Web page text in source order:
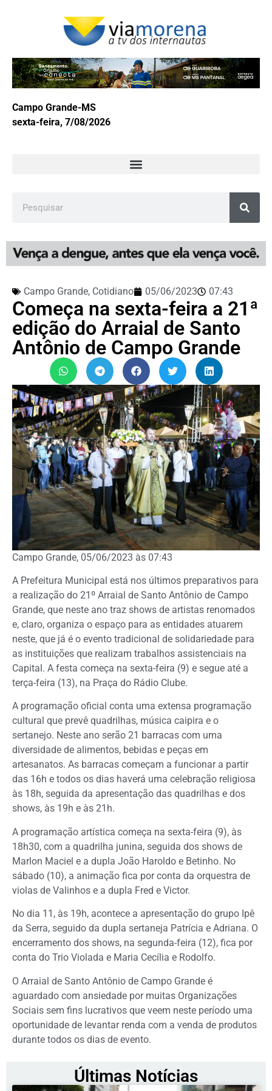
Campo Grande-MS
sexta-feira, 7/08/2026
Campo Grande, Cotidiano 05/06/2023 07:43
Começa na sexta-feira a 21ª
edição do Arraial de Santo
Antônio de Campo Grande
Campo Grande, 05/06/2023 às 07:43
A Prefeitura Municipal está nos últimos preparativos para
a realização do 21º Arraial de Santo Antônio de Campo
Grande, que neste ano traz shows de artistas renomados
e, claro, organiza o espaço para as entidades atuarem
neste, que já é o evento tradicional de solidariedade para
as instituições que realizam trabalhos assistenciais na
Capital. A festa começa na sexta-feira (9) e segue até a
terça-feira (13), na Praça do Rádio Clube.
A programação oficial conta uma extensa programação
cultural que prevê quadrilhas, música caipira e o
sertanejo. Neste ano serão 21 barracas com uma
diversidade de alimentos, bebidas e peças em
artesanatos. As barracas começam a funcionar a partir
das 16h e todos os dias haverá uma celebração religiosa
às 18h, seguida da apresentação das quadrilhas e dos
shows, às 19h e às 21h.
A programação artística começa na sexta-feira (9), às
18h30, com a quadrilha junina, seguida dos shows de
Marlon Maciel e a dupla João Haroldo e Betinho. No
sábado (10), a animação fica por conta da orquestra de
violas de Valinhos e a dupla Fred e Victor.
No dia 11, às 19h, acontece a apresentação do grupo Ipê
da Serra, seguido da dupla sertaneja Patrícia e Adriana. O
encerramento dos shows, na segunda-feira (12), fica por
conta do Trio Violada e Maria Cecília e Rodolfo.
O Arraial de Santo Antônio de Campo Grande é
aguardado com ansiedade por muitas Organizações
Sociais sem fins lucrativos que veem neste período uma
oportunidade de levantar renda com a venda de produtos
durante todos os dias de evento.
Últimas Notícias